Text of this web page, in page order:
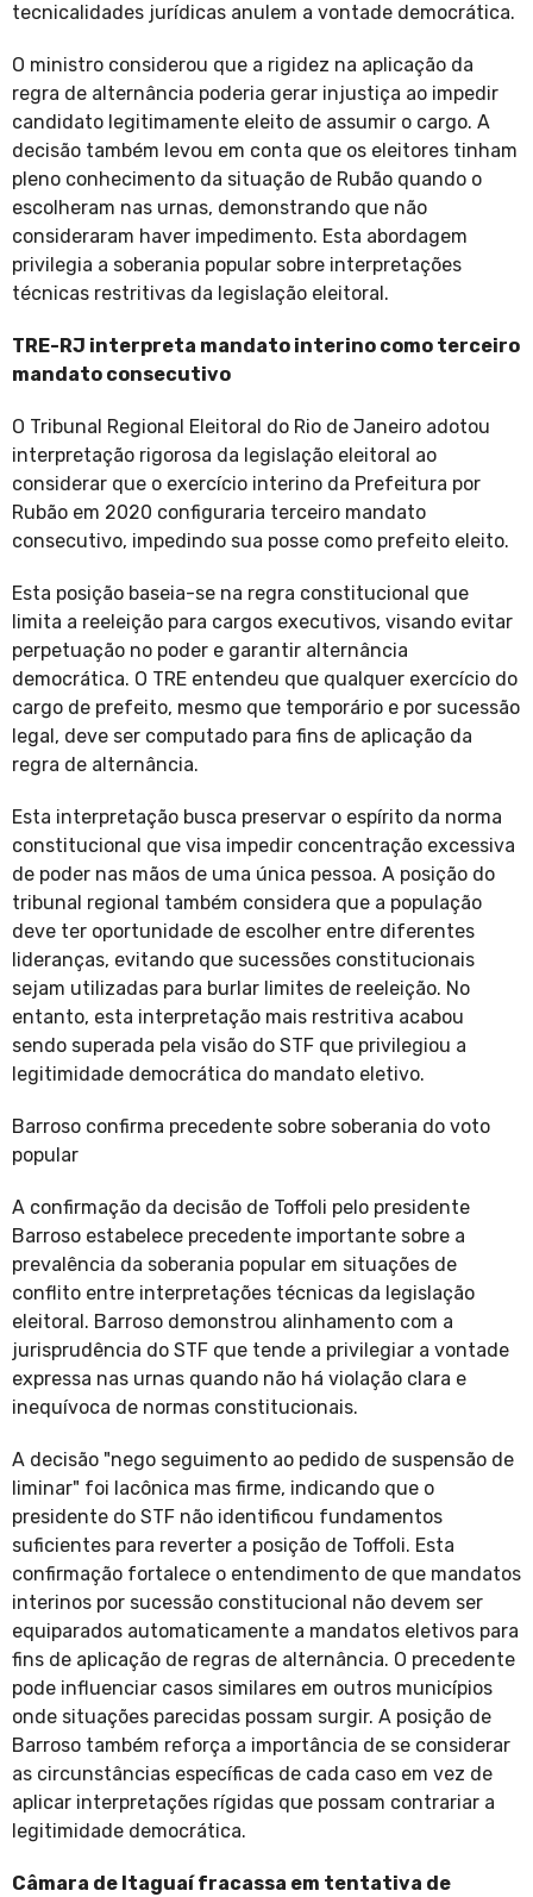
tecnicalidades jurídicas anulem a vontade democrática.
O ministro considerou que a rigidez na aplicação da
regra de alternância poderia gerar injustiça ao impedir
candidato legitimamente eleito de assumir o cargo. A
decisão também levou em conta que os eleitores tinham
pleno conhecimento da situação de Rubão quando o
escolheram nas urnas, demonstrando que não
consideraram haver impedimento. Esta abordagem
privilegia a soberania popular sobre interpretações
técnicas restritivas da legislação eleitoral.
TRE-RJ interpreta mandato interino como terceiro
mandato consecutivo
O Tribunal Regional Eleitoral do Rio de Janeiro adotou
interpretação rigorosa da legislação eleitoral ao
considerar que o exercício interino da Prefeitura por
Rubão em 2020 configuraria terceiro mandato
consecutivo, impedindo sua posse como prefeito eleito.
Esta posição baseia-se na regra constitucional que
limita a reeleição para cargos executivos, visando evitar
perpetuação no poder e garantir alternância
democrática. O TRE entendeu que qualquer exercício do
cargo de prefeito, mesmo que temporário e por sucessão
legal, deve ser computado para fins de aplicação da
regra de alternância.
Esta interpretação busca preservar o espírito da norma
constitucional que visa impedir concentração excessiva
de poder nas mãos de uma única pessoa. A posição do
tribunal regional também considera que a população
deve ter oportunidade de escolher entre diferentes
lideranças, evitando que sucessões constitucionais
sejam utilizadas para burlar limites de reeleição. No
entanto, esta interpretação mais restritiva acabou
sendo superada pela visão do STF que privilegiou a
legitimidade democrática do mandato eletivo.
Barroso confirma precedente sobre soberania do voto
popular
A confirmação da decisão de Toffoli pelo presidente
Barroso estabelece precedente importante sobre a
prevalência da soberania popular em situações de
conflito entre interpretações técnicas da legislação
eleitoral. Barroso demonstrou alinhamento com a
jurisprudência do STF que tende a privilegiar a vontade
expressa nas urnas quando não há violação clara e
inequívoca de normas constitucionais.
A decisão "nego seguimento ao pedido de suspensão de
liminar" foi lacônica mas firme, indicando que o
presidente do STF não identificou fundamentos
suficientes para reverter a posição de Toffoli. Esta
confirmação fortalece o entendimento de que mandatos
interinos por sucessão constitucional não devem ser
equiparados automaticamente a mandatos eletivos para
fins de aplicação de regras de alternância. O precedente
pode influenciar casos similares em outros municípios
onde situações parecidas possam surgir. A posição de
Barroso também reforça a importância de se considerar
as circunstâncias específicas de cada caso em vez de
aplicar interpretações rígidas que possam contrariar a
legitimidade democrática.
Câmara de Itaguaí fracassa em tentativa de